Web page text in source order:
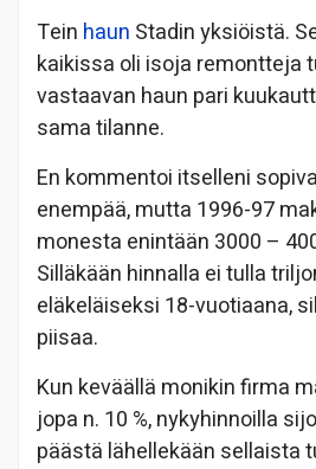
Tein haun Stadin yksiöistä.
kaikissa oli isoja remontteja
vastaavan haun pari
sama tilanne.
En kommentoi itselleni
enempää, mutta 1996-97
monesta enintään 3000 –
Silläkään hinnalla ei tulla
eläkeläiseksi 18-vuotiaana,
piisaa.
Kun keväällä monikin firma
jopa n. 10 %, nykyhinnoilla
päästä lähellekään sellaista